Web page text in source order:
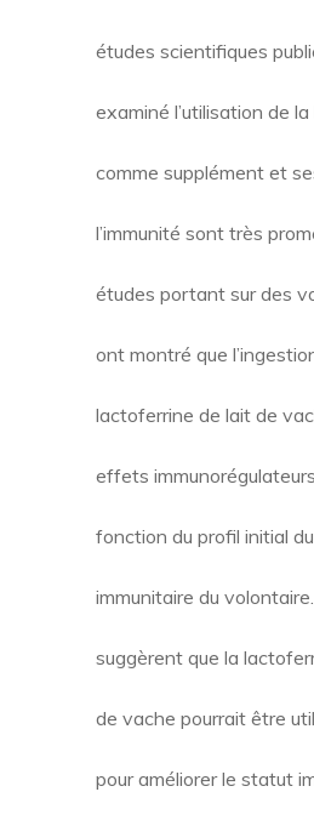
études scientifiques
examiné l’utilisation de
comme supplément et
l’immunité sont très
études portant sur des
ont montré que
lactoferrine de lait de
effets
fonction du profil initial
immunitaire du
suggèrent que la
de vache pourrait être
pour améliorer le statut